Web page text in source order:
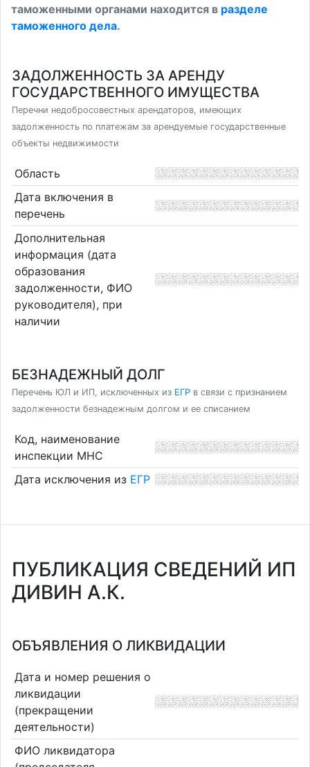
таможенными органами находится в разделе
таможенного дела.
ЗАДОЛЖЕННОСТЬ ЗА АРЕНДУ
ГОСУДАРСТВЕННОГО ИМУЩЕСТВА
Перечни недобросовестных арендаторов, имеющих
задолженность по платежам за арендуемые государственные
объекты недвижимости
Область
Дата включения в
перечень
Дополнительная
информация (дата
образования
задолженности, ФИО
руководителя), при
наличии
БЕЗНАДЕЖНЫЙ ДОЛГ
Перечень ЮЛ и ИП, исключенных из ЕГР в связи с признанием
задолженности безнадежным долгом и ее списанием
Код, наименование
инспекции МНС
Дата исключения из ЕГР
ПУБЛИКАЦИЯ СВЕДЕНИЙ ИП
ДИВИН А.К.
ОБЪЯВЛЕНИЯ О ЛИКВИДАЦИИ
Дата и номер решения о
ликвидации
(прекращении
деятельности)
ФИО ликвидатора